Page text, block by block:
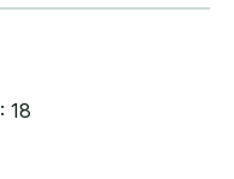
: 18